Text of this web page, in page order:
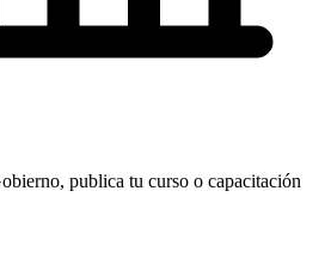
publica tu curso o capacitación